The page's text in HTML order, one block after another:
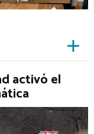
activó el